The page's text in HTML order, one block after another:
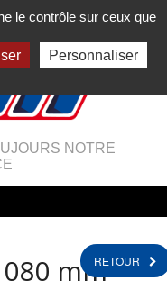
NOTRE
RETOUR
mm
le contrôle sur ceux que
Personnaliser